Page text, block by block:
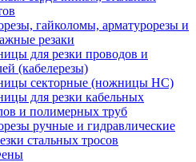
гайколомы, арматурорезы и
резаки
для резки проводов и
(кабелерезы)
секторные (ножницы НС)
для резки кабельных
и полимерных труб
ручные и гидравлические
стальных тросов